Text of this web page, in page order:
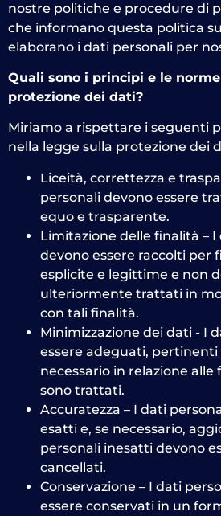
nostre politiche e procedure di
che informano questa politica
elaborano i dati personali per
Quali sono i principi e le
protezione dei dati?
Miriamo a rispettare i seguenti
nella legge sulla protezione dei
Liceità, correttezza e
personali devono essere
equo e trasparente.
Limitazione delle finalità –
devono essere raccolti per
esplicite e legittime e non
ulteriormente trattati in
con tali finalità.
Minimizzazione dei dati - I
essere adeguati,
necessario in relazione
sono trattati.
Accuratezza – I dati
esatti e, se necessario,
personali inesatti devono
cancellati.
Conservazione – I dati
essere conservati in un